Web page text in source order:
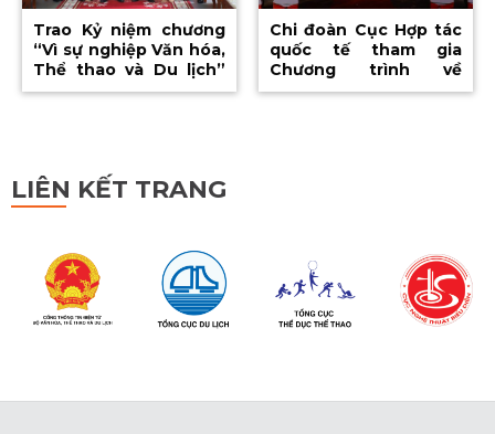
Trao Kỷ niệm chương
“Vì sự nghiệp Văn hóa,
Thể thao và Du lịch”
cho Đại sứ Malaysia tại
Chi đoàn Cục Hợp tác
quốc tế tham gia
Chương trình về
nguồn tại tỉnh Quảng
LIÊN KẾT TRANG